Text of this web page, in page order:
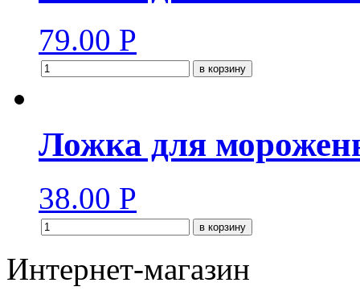
79.00 Р
в корзину
Ложка для
38.00 Р
в корзину
Интернет-магазин